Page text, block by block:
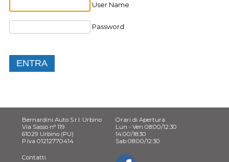
User Name
Password
Bernardini Auto S.r.l. Urbino
Via Sasso n° 119
61029 Urbino (PU)
P.Iva 01212770414
Orari di Apertura
Lun - Ven 08:00/12:30
14:00/18:30
Sab 08:00/12:30
Contatti